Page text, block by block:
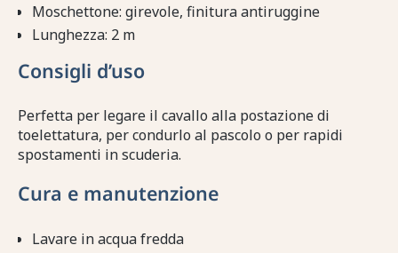
Moschettone: girevole, finitura antiruggine
Lunghezza: 2 m
Consigli d’uso
Perfetta per legare il cavallo alla postazione di
toelettatura, per condurlo al pascolo o per rapidi
spostamenti in scuderia.
Cura e manutenzione
Lavare in acqua fredda